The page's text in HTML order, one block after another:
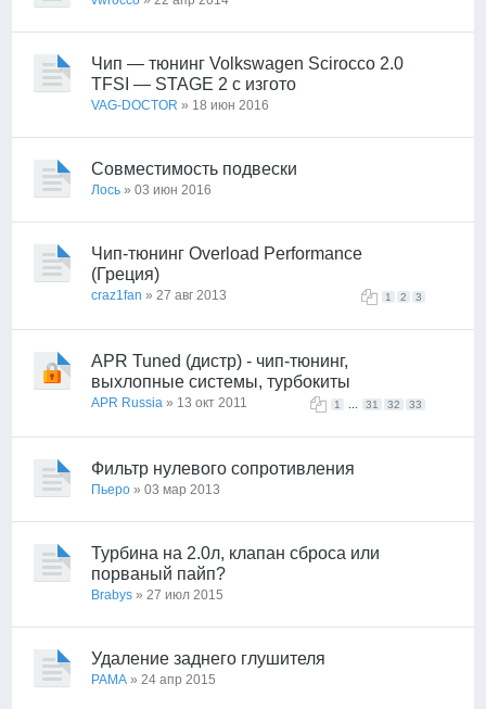
Чип — тюнинг Volkswagen Scirocco 2.0
TFSI — STAGE 2 с изгото
VAG-DOCTOR » 18 июн 2016
Совместимость подвески
Лось » 03 июн 2016
Чип-тюнинг Overload Performance
(Греция)
1 2 3
craz1fan » 27 авг 2013
APR Tuned (дистр) - чип-тюнинг,
выхлопные системы, турбокиты
1 31 32 33
APR Russia » 13 окт 2011
Фильтр нулевого сопротивления
Пьеро » 03 мар 2013
Турбина на 2.0л, клапан сброса или
порваный пайп?
Brabys » 27 июл 2015
Удаление заднего глушителя
PAMA » 24 апр 2015